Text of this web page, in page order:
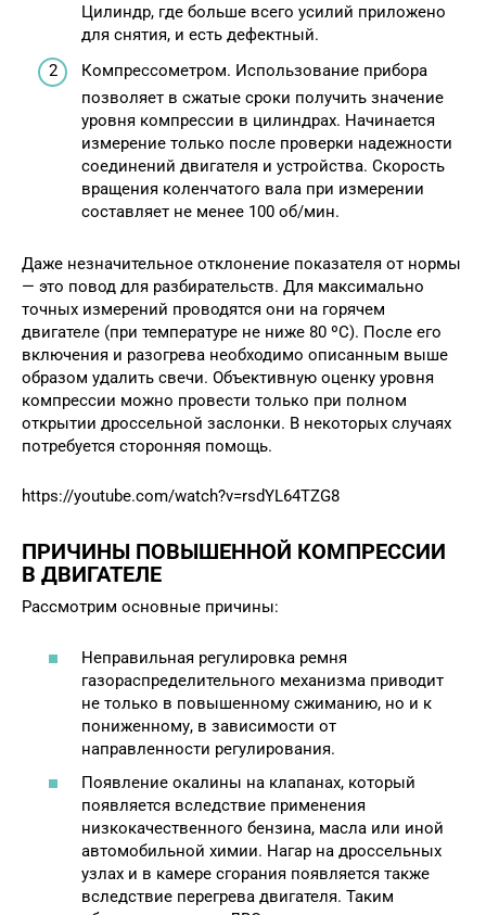
Цилиндр, где больше всего усилий приложено
для снятия, и есть дефектный.
Компрессометром. Использование прибора
позволяет в сжатые сроки получить значение
уровня компрессии в цилиндрах. Начинается
измерение только после проверки надежности
соединений двигателя и устройства. Скорость
вращения коленчатого вала при измерении
составляет не менее 100 об/мин.
Даже незначительное отклонение показателя от нормы
— это повод для разбирательств. Для максимально
точных измерений проводятся они на горячем
двигателе (при температуре не ниже 80 ºС). После его
включения и разогрева необходимо описанным выше
образом удалить свечи. Объективную оценку уровня
компрессии можно провести только при полном
открытии дроссельной заслонки. В некоторых случаях
потребуется сторонняя помощь.
https://youtube.com/watch?v=rsdYL64TZG8
ПРИЧИНЫ ПОВЫШЕННОЙ КОМПРЕССИИ
В ДВИГАТЕЛЕ
Рассмотрим основные причины:
Неправильная регулировка ремня
газораспределительного механизма приводит
не только в повышенному сжиманию, но и к
пониженному, в зависимости от
направленности регулирования.
Появление окалины на клапанах, который
появляется вследствие применения
низкокачественного бензина, масла или иной
автомобильной химии. Нагар на дроссельных
узлах и в камере сгорания появляется также
вследствие перегрева двигателя. Таким